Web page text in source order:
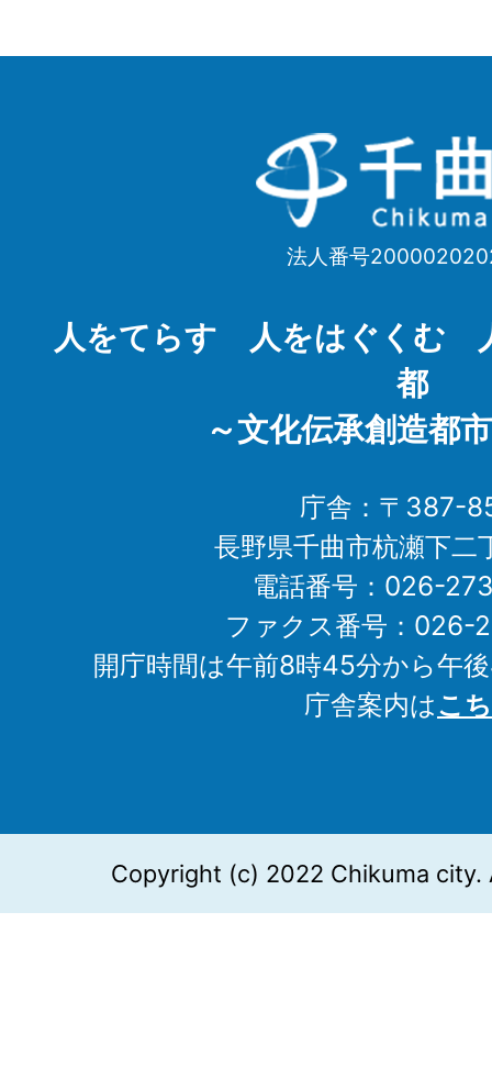
千
曲
Chikuma
法人番号
人をてらす 人をはぐくむ
都
～文化伝承創造都
庁舎：〒387-
長野県千曲市杭瀬下二
電話番号：026-
ファクス番号：026-
開庁時間は午前8時45分から午
庁舎案内はこ
Copyright (c) 2022 Chikuma city.